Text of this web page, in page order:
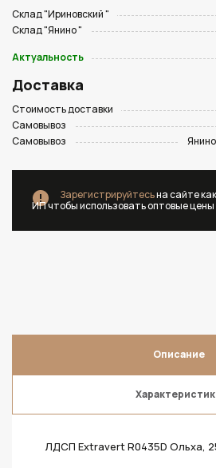
Склад "Ириновский "
Склад "Янино "
Актуальность
Доставка
Стоимость доставки
Самовывоз
Самовывоз
Зарегистрируйтесьна сайте
ИП чтобы использовать оптовые цены
Описание
ЛДСП Extravert R0435D Ольха,